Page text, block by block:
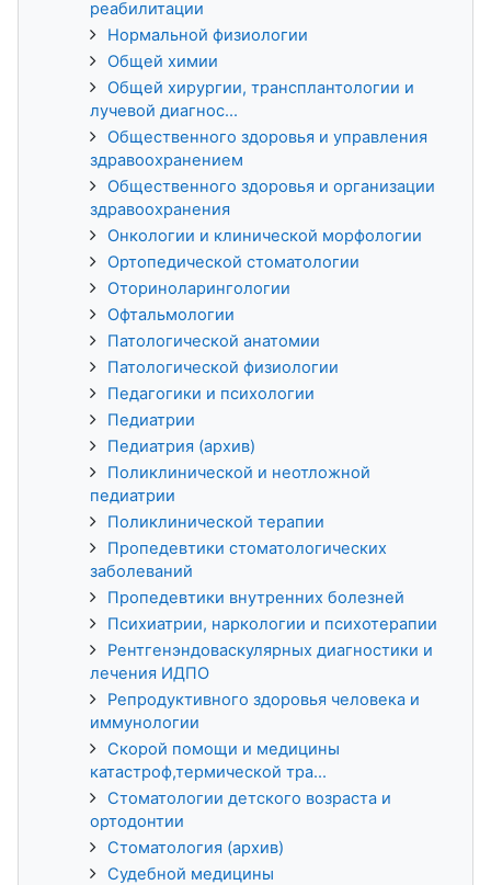
реабилитации
Нормальной физиологии
Общей химии
Общей хирургии, трансплантологии и
лучевой диагнос...
Общественного здоровья и управления
здравоохранением
Общественного здоровья и организации
здравоохранения
Онкологии и клинической морфологии
Ортопедической стоматологии
Оториноларингологии
Офтальмологии
Патологической анатомии
Патологической физиологии
Педагогики и психологии
Педиатрии
Педиатрия (архив)
Поликлинической и неотложной
педиатрии
Поликлинической терапии
Пропедевтики стоматологических
заболеваний
Пропедевтики внутренних болезней
Психиатрии, наркологии и психотерапии
Рентгенэндоваскулярных диагностики и
лечения ИДПО
Репродуктивного здоровья человека и
иммунологии
Скорой помощи и медицины
катастроф,термической тра...
Стоматологии детского возраста и
ортодонтии
Стоматология (архив)
Судебной медицины